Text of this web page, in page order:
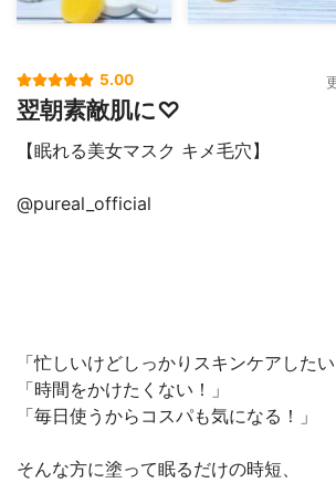
5.00
翌朝素敵肌に♡
【眠れる美女マスク キメ毛穴】
@pureal_official
「忙しいけどしっかりスキンケアしたい
「時間をかけたくない！」
「毎日使うからコスパも気になる！」
そんな方に塗って眠るだけの時短、